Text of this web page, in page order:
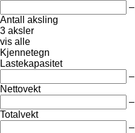
–
Antall aksling
3 aksler
vis alle
Kjennetegn
Lastekapasitet
–
Nettovekt
–
Totalvekt
–